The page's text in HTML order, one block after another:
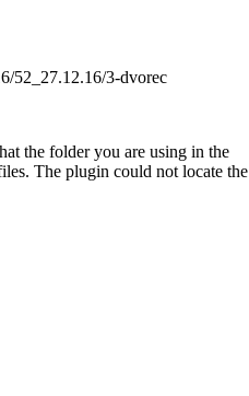
52_27.12.16/3-dvorec
the folder you are using in the
The plugin could not locate the